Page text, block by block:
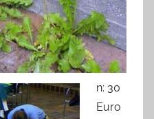
n: 30
Euro